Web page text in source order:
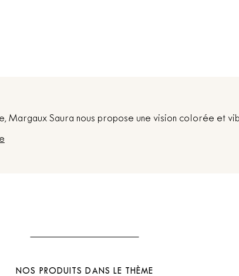
Margaux Saura nous propose une vision colorée et
NOS PRODUITS DANS LE THÈME